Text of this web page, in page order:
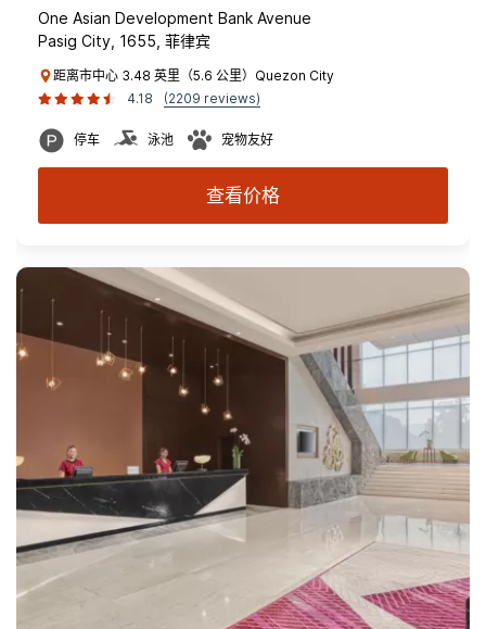
One Asian Development Bank Avenue
Pasig City, 1655, 菲律宾
距离市中心 3.48 英里（5.6 公里）Quezon City
4.18
(2209 reviews)
停车 泳池 宠物友好
查看价格